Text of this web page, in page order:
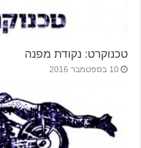
טכנוקרט: נקודת מפנה
10 בספטמבר 2016